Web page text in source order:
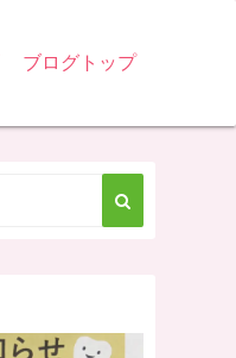
ブログトップ